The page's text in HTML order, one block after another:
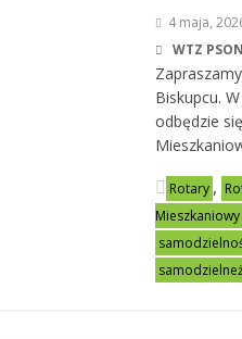
4 maja,
WTZ
Biskupcu.
odbędzie
Rotary ,
Mieszkaniowy